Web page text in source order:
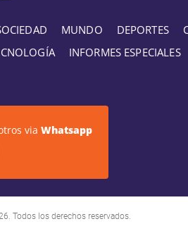
MUNDO DEPORTES
INFORMES ESPECIALES
via Whatsapp
Todos los derechos reservados.